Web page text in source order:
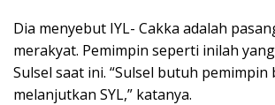
Dia menyebut IYL- Cakka adalah
merakyat. Pemimpin seperti inilah
Sulsel saat ini. “Sulsel butuh
melanjutkan SYL,” katanya.